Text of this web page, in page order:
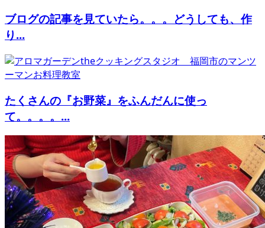
ブログの記事を見ていたら。。。どうしても、作
り...
たくさんの『お野菜』をふんだんに使っ
て。。。。...